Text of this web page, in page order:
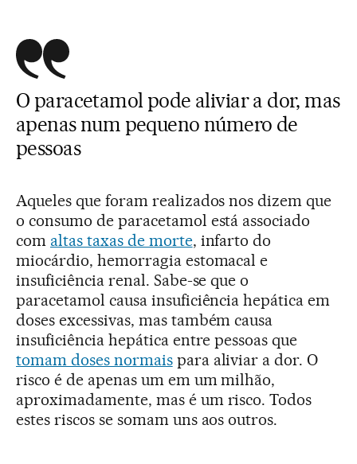
O paracetamol pode aliviar a dor, mas
apenas num pequeno número de
pessoas
Aqueles que foram realizados nos dizem que
o consumo de paracetamol está associado
com altas taxas de morte, infarto do
miocárdio, hemorragia estomacal e
insuficiência renal. Sabe-se que o
paracetamol causa insuficiência hepática em
doses excessivas, mas também causa
insuficiência hepática entre pessoas que
tomam doses normaispara aliviar a dor. O
risco é de apenas um em um milhão,
aproximadamente, mas é um risco. Todos
estes riscos se somam uns aos outros.